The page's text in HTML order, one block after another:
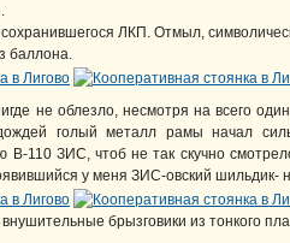
ЛКП. Отмыл,
баллона.
не облезло, несмотря на всего
голый металл рамы начал
В-110 ЗИС, чтоб не так скучно
у меня ЗИС-овский шильдик-
брызговики из тонкого